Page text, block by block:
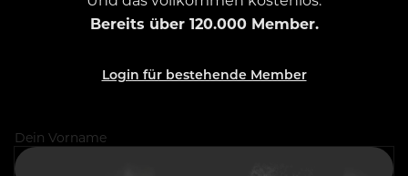
Bereits über 120.000 Member.
Login für bestehende Member
Dein Vorname